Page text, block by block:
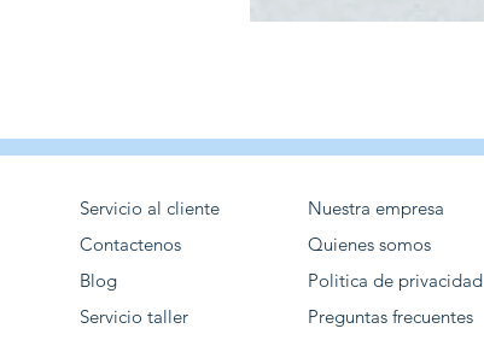
Servicio al cliente
Contactenos
Blog
Servicio taller
Nuestra empresa
Quienes somos
Politica de privacidad
Preguntas frecuentes